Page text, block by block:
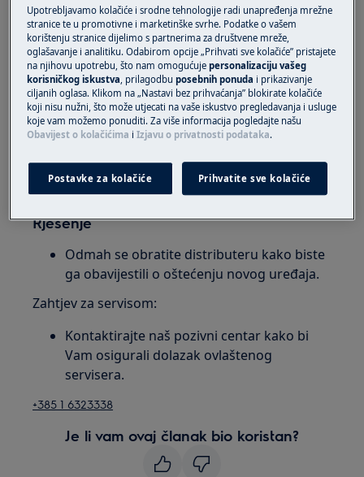
pronaći ćete na računu ili na otpremnici.
Ne bacajte i ne oštećujte pakiranje uređaja.
Ne priključujte i ne koristite uređaj.
Otkrivanje oštećenja nakon instalacije ili prve
uporabe:
Odmah se obratite distributeru kako biste
ga obavijestili o oštećenju uređaja nakon
instalacije ili uporabe.
Rješenje
Odmah se obratite distributeru kako biste
ga obavijestili o oštećenju novog uređaja.
Zahtjev za servisom:
Kontaktirajte naš pozivni centar kako bi
Vam osigurali dolazak ovlaštenog
servisera.
+385 1 6323338
Je li vam ovaj članak bio koristan?
Upotrebljavamo kolačiće i srodne tehnologije radi unapređenja mrežne
stranice te u promotivne i marketinške svrhe. Podatke o vašem
korištenju stranice dijelimo s partnerima za društvene mreže,
oglašavanje i analitiku. Odabirom opcije „Prihvati sve kolačiće” pristajete
na njihovu upotrebu, što nam omogućujepersonalizaciju vašeg
korisničkog iskustva, prilagodbuposebnih ponuda i prikazivanje
ciljanih oglasa. Klikom na „Nastavi bez prihvaćanja” blokirate kolačiće
koji nisu nužni, što može utjecati na vaše iskustvo pregledavanja i usluge
koje vam možemo ponuditi. Za više informacija pogledajte našu
Obavijest o kolačićima iIzjavu o privatnosti podataka.
Postavke za kolačiće Prihvatite sve kolačiće